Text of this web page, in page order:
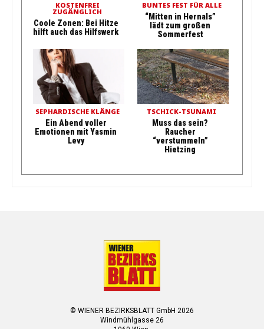
KOSTENFREI
ZUGÄNGLICH
Coole Zonen: Bei Hitze
hilft auch das Hilfswerk
BUNTES FEST FÜR ALLE
“Mitten in Hernals”
lädt zum großen
Sommerfest
SEPHARDISCHE KLÄNGE
Ein Abend voller
Emotionen mit Yasmin
Levy
TSCHICK-TSUNAMI
Muss das sein?
Raucher
“verstummeln”
Hietzing
© WIENER BEZIRKSBLATT GmbH 2026
Windmühlgasse 26